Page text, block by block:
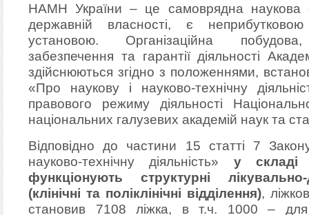
НАМН України – це самоврядна наукова
державній власності, є
установою. Організаційна побудова,
забезпечення та гарантії діяльності
здійснюються згідно з положеннями,
«Про наукову і науково-технічну
правового режиму діяльності
національних галузевих академій наук та
Відповідно до частини 15 статті 7
науково-технічну діяльність» у складі
функціонують структурні лікувально-
(клінічні та поліклінічні відділення),
становив 7108 ліжка, в т.ч. 1000 –